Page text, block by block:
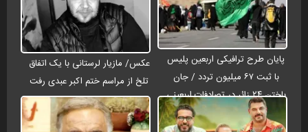
پایان طرح ترافیکی اربعین پلیس
با ثبت ۶۷ میلیون تردد / جان
باختن ۲۴ زائر در تصادفات اربعینی
عکس/ مازیار لرستانی با یک اتفاق
تلخ از مراسم ختم اکبر عبدی رفت